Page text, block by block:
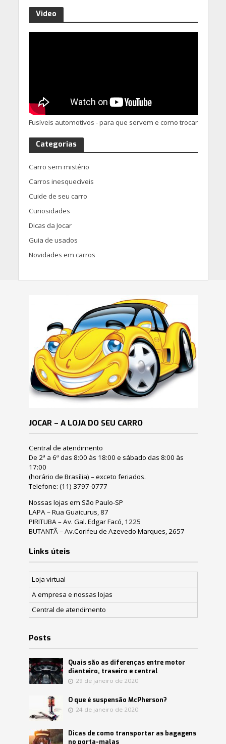
Video
Fusíveis automotivos - para que servem e como trocar
Categorias
Carro sem mistério
Carros inesquecíveis
Cuide de seu carro
Curiosidades
Dicas da Jocar
Guia de usados
Novidades em carros
JOCAR – A LOJA DO SEU CARRO
Central de atendimento
De 2ª a 6ª das 8:00 às 18:00 e sábado das 8:00 às
17:00
(horário de Brasília) – exceto feriados.
Telefone: (11) 3797-0777
Nossas lojas em São Paulo-SP
LAPA – Rua Guaicurus, 87
PIRITUBA – Av. Gal. Edgar Facó, 1225
BUTANTÃ – Av.Corifeu de Azevedo Marques, 2657
Links úteis
Loja virtual
A empresa e nossas lojas
Central de atendimento
Posts
Quais são as diferenças entre motor
dianteiro, traseiro e central
29 de janeiro de 2020
O que é suspensão McPherson?
24 de janeiro de 2020
Dicas de como transportar as bagagens
no porta-malas